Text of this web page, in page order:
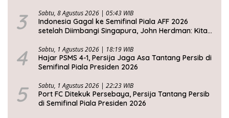
3 Sabtu, 8 Agustus 2026 | 05:43 WIB
Indonesia Gagal ke Semifinal Piala AFF 2026
setelah Diimbangi Singapura, John Herdman: Kita
4 Sabtu, 1 Agustus 2026 | 18:19 WIB
Hajar PSMS 4-1, Persija Jaga Asa Tantang Persib di
Semifinal Piala Presiden 2026
5 Sabtu, 1 Agustus 2026 | 22:23 WIB
Port FC Ditekuk Persebaya, Persija Tantang Persib
di Semifinal Piala Presiden 2026